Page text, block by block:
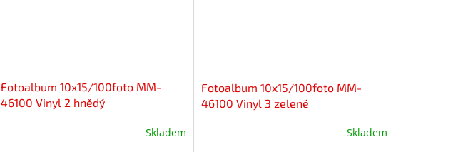
Fotoalbum 10x15/100foto MM-
46100 Vinyl 2 hnědý
Skladem
Fotoalbum 10x15/100foto MM-
46100 Vinyl 3 zelené
Skladem